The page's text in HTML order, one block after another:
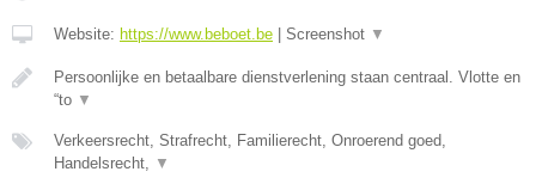
Website: https://www.beboet.be Screenshot ▼
Persoonlijke en betaalbare dienstverlening staan centraal. Vlotte en
“to ▼
Verkeersrecht, Strafrecht, Familierecht, Onroerend goed,
Handelsrecht, ▼